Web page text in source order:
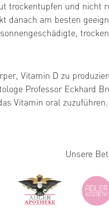
trockentupfen und
danach am besten
Vitamin D zu
Professor Eckhard
Vitamin oral
Unsere